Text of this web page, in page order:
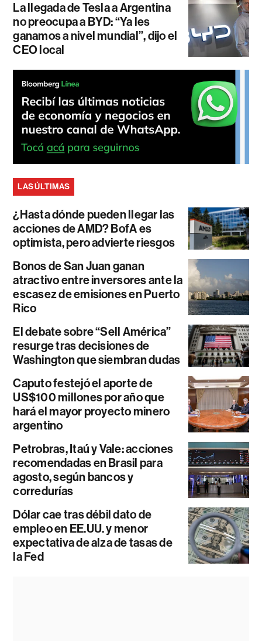
La llegada de Tesla a Argentina
no preocupa a BYD: “Ya les
ganamos a nivel mundial”, dijo el
CEO local
LAS ÚLTIMAS
¿Hasta dónde pueden llegar las
acciones de AMD? BofA es
optimista, pero advierte riesgos
Bonos de San Juan ganan
atractivo entre inversores ante la
escasez de emisiones en Puerto
Rico
El debate sobre “Sell América”
resurge tras decisiones de
Washington que siembran dudas
Caputo festejó el aporte de
US$100 millones por año que
hará el mayor proyecto minero
argentino
Petrobras, Itaú y Vale: acciones
recomendadas en Brasil para
agosto, según bancos y
corredurías
Dólar cae tras débil dato de
empleo en EE.UU. y menor
expectativa de alza de tasas de
la Fed